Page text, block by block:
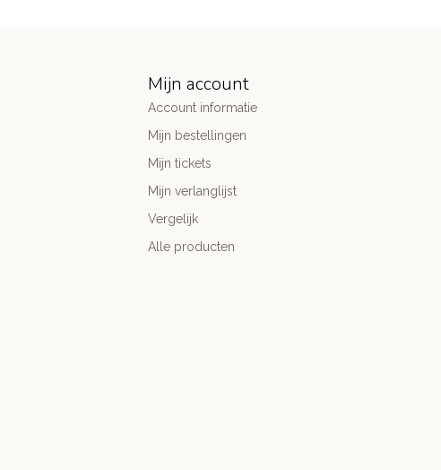
Mijn account
Account informatie
Mijn bestellingen
Mijn tickets
Mijn verlanglijst
Vergelijk
Alle producten